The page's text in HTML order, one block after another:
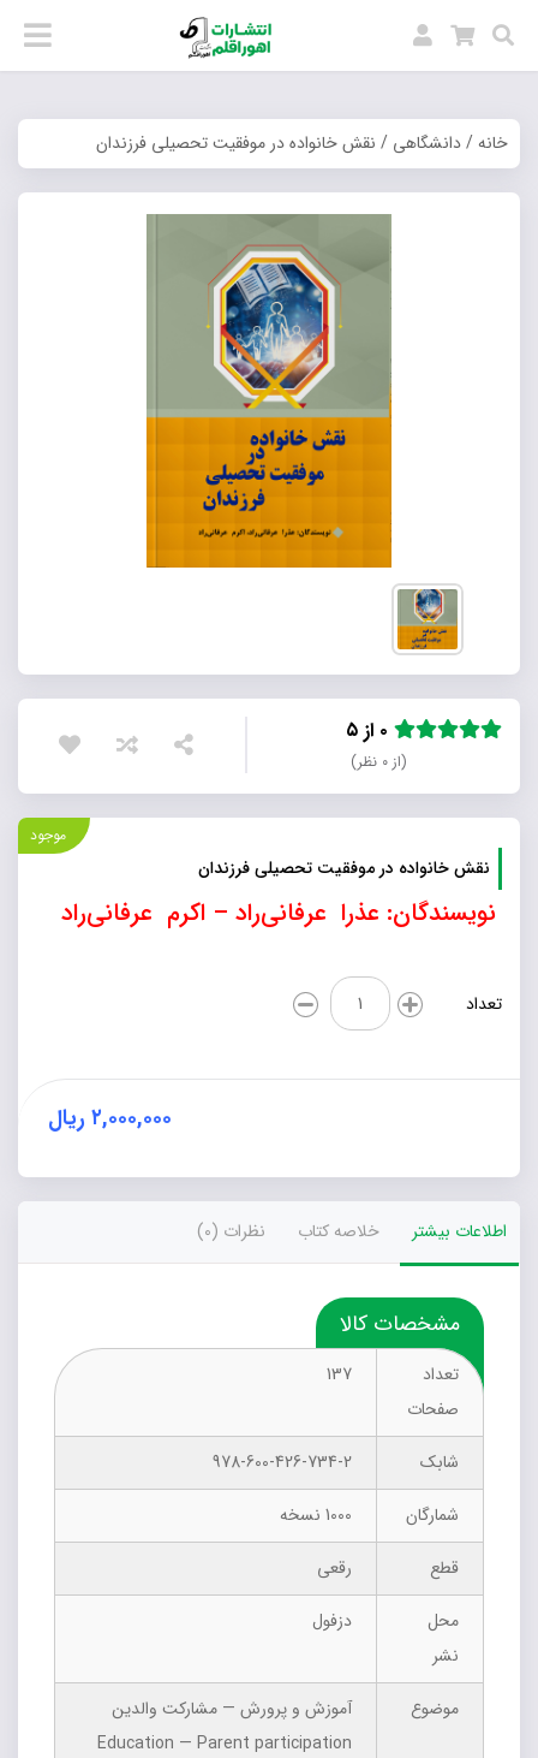
خانه/دانشگاهی / نقش خانواده در موفقیت تحصیلی فرزندان
(از ۰ نظر)
موجود
نقش خانواده در موفقیت تحصیلی فرزندان
نویسندگان: عذرا عرفانی‌راد – اکرم عرفانی‌راد
تعداد
نقش
خانواده
تحصیلی
۲,۰۰۰,۰۰۰ ریال
اطلاعات بیشتر خلاصه کتاب نظرات (0)
مشخصات کالا
تعداد
صفحات
137
شابک
978-600-426-734-2
شمارگان
1000 نسخه
قطع
رقعی
محل
نشر
دزفول
موضوع
آموزش و پرورش — مشارکت والدین
Education — Parent participation